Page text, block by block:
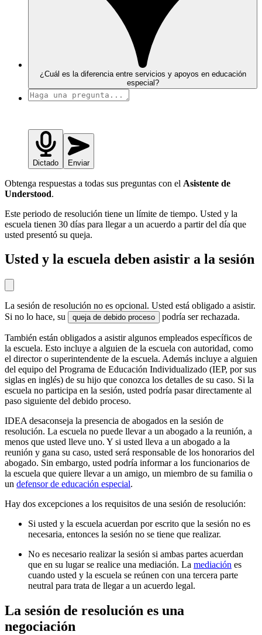
¿Cuál es la diferencia entre servicios y apoyos en educación
especial?
Dictado Enviar
Obtenga respuestas a todas sus preguntas con el Asistente de
Understood.
Este periodo de resolución tiene un límite de tiempo. Usted y la
escuela tienen 30 días para llegar a un acuerdo a partir del día que
usted presentó su queja.
Usted y la escuela deben asistir a la sesión
La sesión de resolución no es opcional. Usted está obligado a asistir.
Si no lo hace, su
queja de debido proceso podría ser rechazada.
También están obligados a asistir algunos empleados específicos de
la escuela. Esto incluye a alguien de la escuela con autoridad, como
el director o superintendente de la escuela. Además incluye a alguien
del equipo del Programa de Educación Individualizado (IEP, por sus
siglas en inglés) de su hijo que conozca los detalles de su caso. Si la
escuela no participa en la sesión, usted podría pasar directamente al
paso siguiente del debido proceso.
IDEA desaconseja la presencia de abogados en la sesión de
resolución. La escuela no puede llevar a un abogado a la reunión, a
menos que usted lleve uno. Y si usted lleva a un abogado a la
reunión y gana su caso, usted será responsable de los honorarios del
abogado. Sin embargo, usted podría informar a los funcionarios de
la escuela que quiere llevar a un amigo, un miembro de su familia o
un defensor de educación especial.
Hay dos excepciones a los requisitos de una sesión de resolución:
Si usted y la escuela acuerdan por escrito que la sesión no es
necesaria, entonces la sesión no se tiene que realizar.
No es necesario realizar la sesión si ambas partes acuerdan
que en su lugar se realice una mediación. La mediación es
cuando usted y la escuela se reúnen con una tercera parte
neutral para trata de llegar a un acuerdo legal.
La sesión de resolución es una
negociación